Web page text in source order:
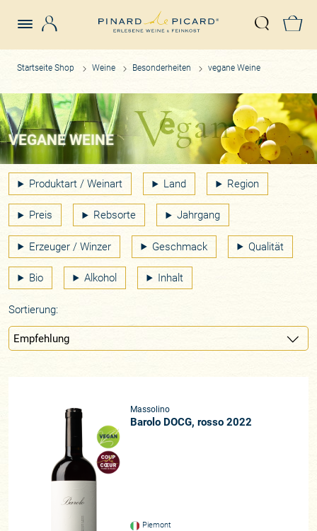
Suche
Startseite Shop Weine Besonderheiten vegane Weine
VEGANE WEINE
Produktart / Weinart Land Region
Preis Rebsorte Jahrgang
Erzeuger / Winzer Geschmack Qualität
Bio Alkohol Inhalt
Sortierung:
Massolino
Barolo DOCG, rosso 2022
Piemont